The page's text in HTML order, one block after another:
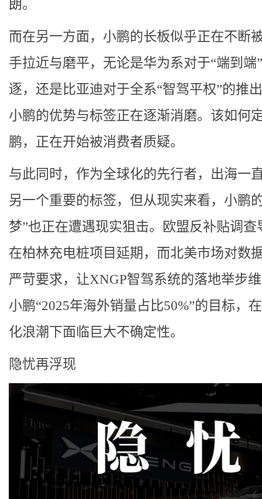
朗。
而在另一方面，小鹏的长板似乎正在不断
手拉近与磨平，无论是华为系对于“端到端
逐，还是比亚迪对于全系“智驾平权”的推
小鹏的优势与标签正在逐渐消磨。该如何
鹏，正在开始被消费者质疑。
与此同时，作为全球化的先行者，出海一
另一个重要的标签，但从现实来看，小鹏
梦”也正在遭遇现实狙击。欧盟反补贴调查
在柏林充电桩项目延期，而北美市场对数
严苛要求，让XNGP智驾系统的落地举步
小鹏“2025年海外销量占比50%”的目标，
化浪潮下面临巨大不确定性。
隐忧再浮现